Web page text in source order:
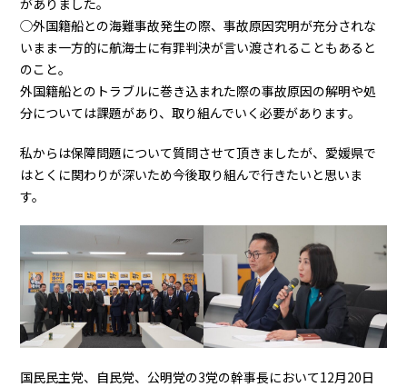
がありました。
◯外国籍船との海難事故発生の際、事故原因究明が充分されな
いまま一方的に航海士に有罪判決が言い渡されることもあると
のこと。
外国籍船とのトラブルに巻き込まれた際の事故原因の解明や処
分については課題があり、取り組んでいく必要があります。
私からは保障問題について質問させて頂きましたが、愛媛県で
はとくに関わりが深いため今後取り組んで行きたいと思いま
す。
国民民主党、自民党、公明党の3党の幹事長において12月20日